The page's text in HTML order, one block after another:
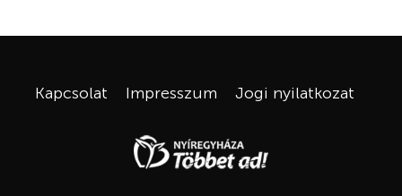
Kapcsolat Impresszum Jogi nyilatkozat